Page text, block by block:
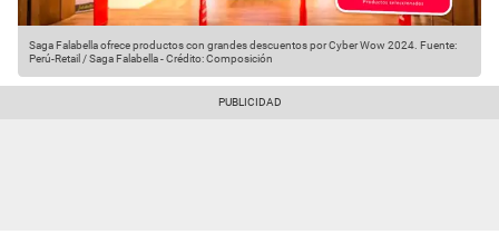
Saga Falabella ofrece productos con grandes descuentos por Cyber Wow 2024. Fuente:
Perú-Retail / Saga Falabella-Crédito: Composición